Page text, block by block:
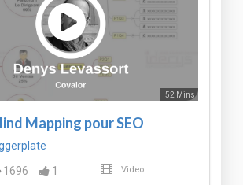
52 Mins
Mapping pour SEO
1696
1 Video